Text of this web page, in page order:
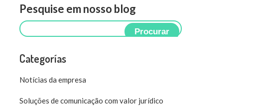
Pesquise em nosso blog
Procurar
Categorías
Notícias da empresa
Soluções de comunicação com valor jurídico